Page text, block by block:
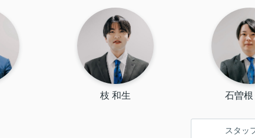
枝 和生 石曽
スタッ